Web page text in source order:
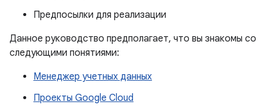
Предпосылки для реализации
Данное руководство предполагает, что вы знакомы со
следующими понятиями:
Менеджер учетных данных
Проекты Google Cloud